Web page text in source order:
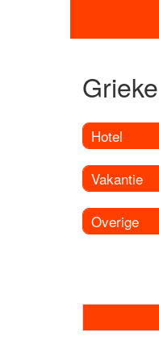
Hotel
Vakantie
Overige